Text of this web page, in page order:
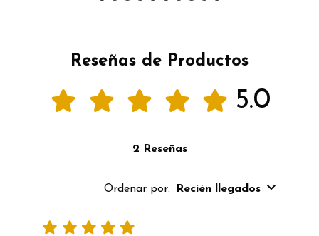
Reseñas de Productos
5.0
2 Reseñas
Ordenar por: Recién llegados